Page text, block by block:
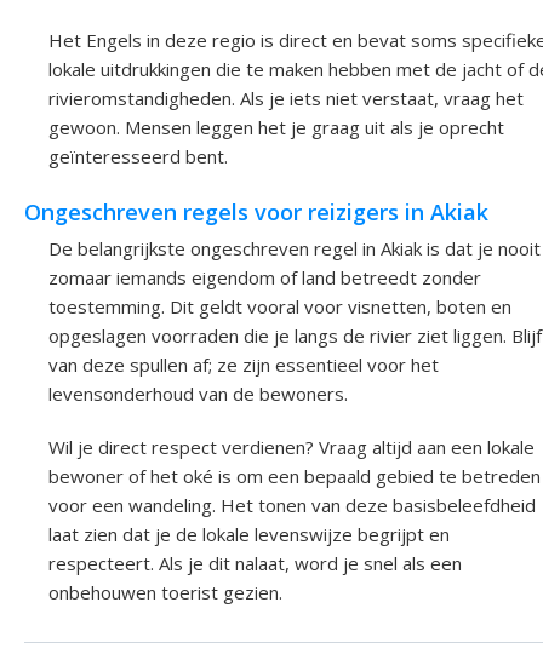
Het Engels in deze regio is direct en bevat soms
lokale uitdrukkingen die te maken hebben met de jacht of
rivieromstandigheden. Als je iets niet verstaat, vraag het
gewoon. Mensen leggen het je graag uit als je oprecht
geïnteresseerd bent.
Ongeschreven regels voor reizigers in Akiak
De belangrijkste ongeschreven regel in Akiak is dat je nooit
zomaar iemands eigendom of land betreedt zonder
toestemming. Dit geldt vooral voor visnetten, boten en
opgeslagen voorraden die je langs de rivier ziet liggen. Blijf
van deze spullen af; ze zijn essentieel voor het
levensonderhoud van de bewoners.
Wil je direct respect verdienen? Vraag altijd aan een lokale
bewoner of het oké is om een bepaald gebied te betreden
voor een wandeling. Het tonen van deze basisbeleefdheid
laat zien dat je de lokale levenswijze begrijpt en
respecteert. Als je dit nalaat, word je snel als een
onbehouwen toerist gezien.